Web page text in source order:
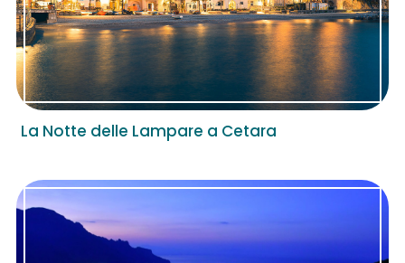
La Notte delle Lampare a Cetara